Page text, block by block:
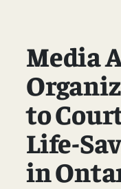
Media
to
Life-
in